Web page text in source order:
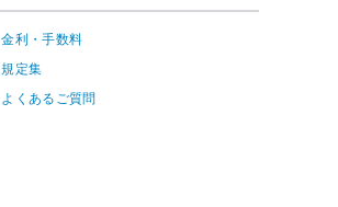
金利・手数料
規定集
よくあるご質問